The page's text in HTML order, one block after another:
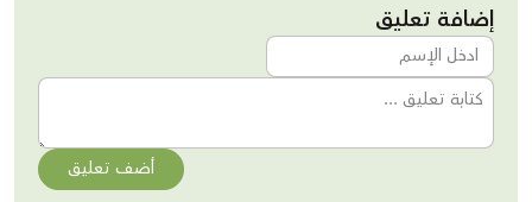
إضافة تعليق
أضف تعليق